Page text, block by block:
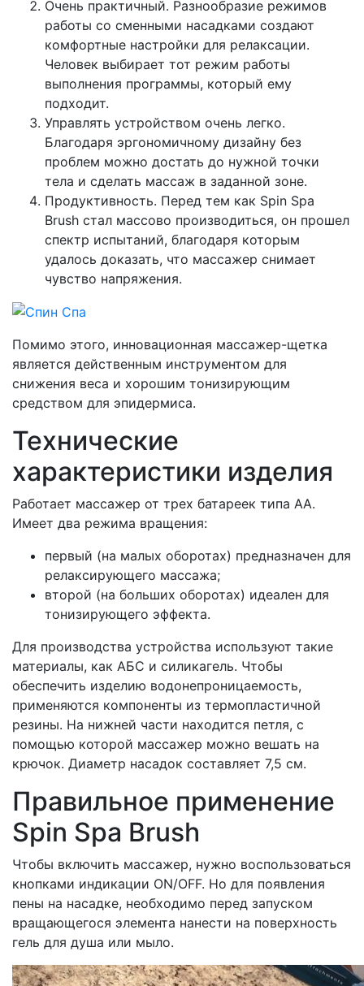
Очень практичный. Разнообразие режимов
работы со сменными насадками создают
комфортные настройки для релаксации.
Человек выбирает тот режим работы
выполнения программы, который ему
подходит.
Управлять устройством очень легко.
Благодаря эргономичному дизайну без
проблем можно достать до нужной точки
тела и сделать массаж в заданной зоне.
Продуктивность. Перед тем как Spin Spa
Brush стал массово производиться, он прошел
спектр испытаний, благодаря которым
удалось доказать, что массажер снимает
чувство напряжения.
Помимо этого, инновационная массажер-щетка
является действенным инструментом для
снижения веса и хорошим тонизирующим
средством для эпидермиса.
Технические
характеристики изделия
Работает массажер от трех батареек типа АА.
Имеет два режима вращения:
первый (на малых оборотах) предназначен для
релаксирующего массажа;
второй (на больших оборотах) идеален для
тонизирующего эффекта.
Для производства устройства используют такие
материалы, как АБС и силикагель. Чтобы
обеспечить изделию водонепроницаемость,
применяются компоненты из термопластичной
резины. На нижней части находится петля, с
помощью которой массажер можно вешать на
крючок. Диаметр насадок составляет 7,5 см.
Правильное применение
Spin Spa Brush
Чтобы включить массажер, нужно воспользоваться
кнопками индикации ON/OFF. Но для появления
пены на насадке, необходимо перед запуском
вращающегося элемента нанести на поверхность
гель для душа или мыло.